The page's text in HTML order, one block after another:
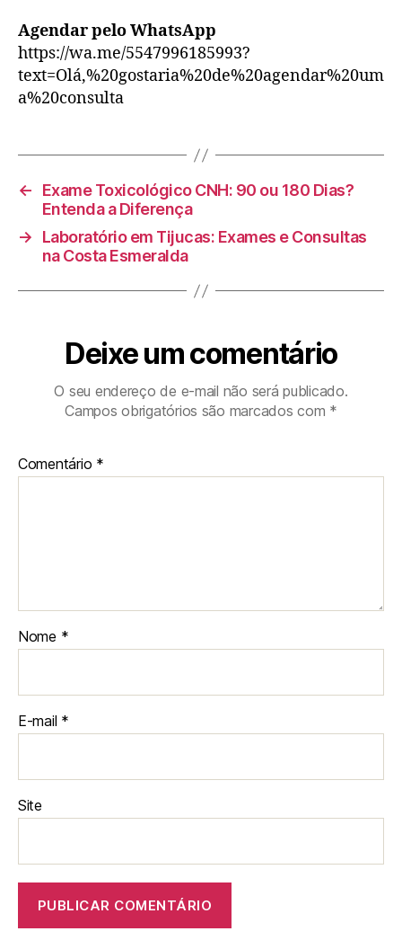
Agendar pelo WhatsApp
https://wa.me/5547996185993?
text=Olá,%20gostaria%20de%20agendar%20um
a%20consulta
←
Exame Toxicológico CNH: 90 ou 180 Dias?
Entenda a Diferença
→
Laboratório em Tijucas: Exames e Consultas
na Costa Esmeralda
Deixe um comentário
O seu endereço de e-mail não será publicado.
Campos obrigatórios são marcados com *
Comentário *
Nome *
E-mail *
Site